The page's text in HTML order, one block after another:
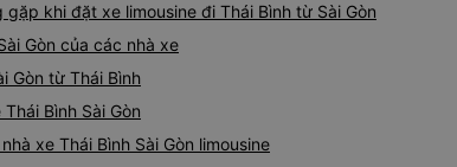
khi đặt xe limousine đi Thái Bình từ Sài Gòn
Gòn của các nhà xe
Gòn từ Thái Bình
Bình Sài Gòn
xe Thái Bình Sài Gòn limousine